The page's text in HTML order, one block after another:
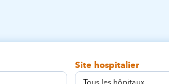
Site hospitalier